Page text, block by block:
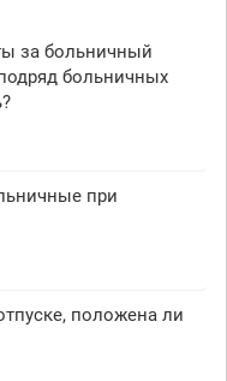
за больничный
больничных
при
положена ли